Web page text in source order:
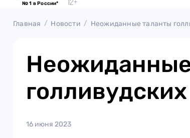
№ 1 в России*
Главная Новости Неожиданные таланты
16 июня 2023